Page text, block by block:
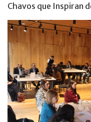
Chavos que Inspiran